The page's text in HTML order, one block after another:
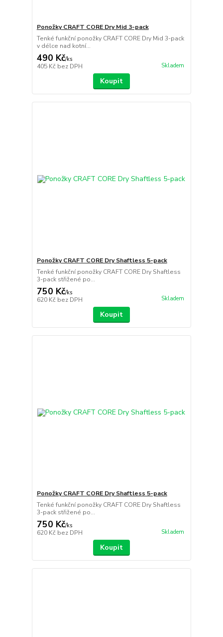
Ponožky CRAFT CORE Dry Mid 3-pack
Tenké funkční ponožky CRAFT CORE Dry Mid 3-pack
v délce nad kotní...
490 Kč/ks
405 Kč bez DPH Skladem
Koupit
Ponožky CRAFT CORE Dry Shaftless 5-pack
Tenké funkční ponožky CRAFT CORE Dry Shaftless
3-pack střižené po...
750 Kč/ks
620 Kč bez DPH Skladem
Koupit
Ponožky CRAFT CORE Dry Shaftless 5-pack
Tenké funkční ponožky CRAFT CORE Dry Shaftless
3-pack střižené po...
750 Kč/ks
620 Kč bez DPH Skladem
Koupit